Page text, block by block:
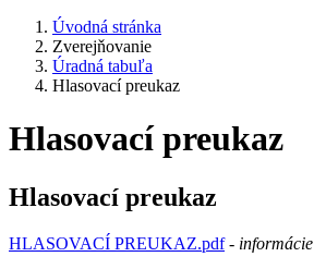
Úvodná stránka
Zverejňovanie
Úradná tabuľa
Hlasovací preukaz
Hlasovací preukaz
Hlasovací preukaz
HLASOVACÍ PREUKAZ.pdf- informácie